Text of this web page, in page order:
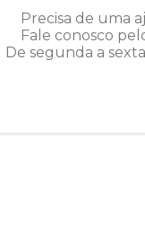
Precisa de uma
Fale conosco
De segunda a